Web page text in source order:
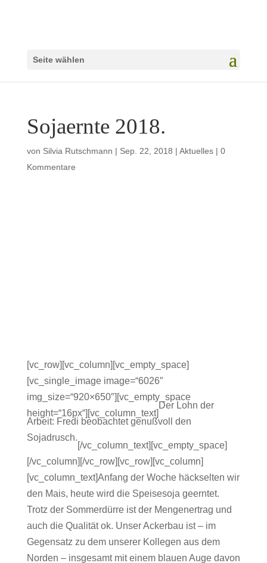
Seite wählen
Sojaernte 2018.
von Silvia Rutschmann | Sep. 22, 2018 | Aktuelles| 0
Kommentare
[vc_row][vc_column][vc_empty_space]
[vc_single_image image=“6026″
img_size=“920×650″][vc_empty_space
height=“16px“][vc_column_text]
Der Lohn der
Arbeit: Fredi beobachtet genußvoll den
Sojadrusch.
[/vc_column_text][vc_empty_space]
[/vc_column][/vc_row][vc_row][vc_column]
[vc_column_text]Anfang der Woche häckselten wir
den Mais, heute wird die Speisesoja geerntet.
Trotz der Sommerdürre ist der Mengenertrag und
auch die Qualität ok. Unser Ackerbau ist – im
Gegensatz zu dem unserer Kollegen aus dem
Norden – insgesamt mit einem blauen Auge davon